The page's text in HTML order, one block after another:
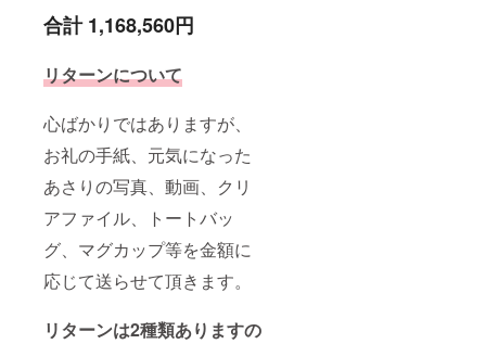
合計 1,168,560円
リターンについて
心ばかりではありますが、
お礼の手紙、元気になった
あさりの写真、動画、クリ
アファイル、トートバッ
グ、マグカップ等を金額に
応じて送らせて頂きます。
リターンは2種類ありますの